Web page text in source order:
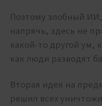
Поэтому злобный
напрячь, здесь не
какой-то другой ум,
как люди разводят
Вторая идея на
решил всех